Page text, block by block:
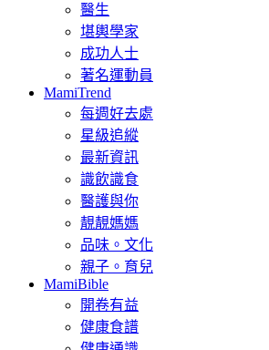
醫生
堪輿學家
成功人士
著名運動員
MamiTrend
每週好去處
星級追縱
最新資訊
識飲識食
醫護與你
靚靚媽媽
品味。文化
親子。育兒
MamiBible
開卷有益
健康食譜